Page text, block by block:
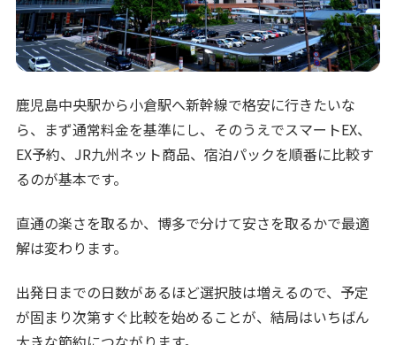
鹿児島中央駅から小倉駅へ新幹線で格安に行きたいな
ら、まず通常料金を基準にし、そのうえでスマートEX、
EX予約、JR九州ネット商品、宿泊パックを順番に比較す
るのが基本です。
直通の楽さを取るか、博多で分けて安さを取るかで最適
解は変わります。
出発日までの日数があるほど選択肢は増えるので、予定
が固まり次第すぐ比較を始めることが、結局はいちばん